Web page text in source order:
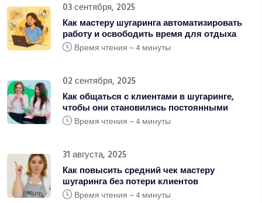
03 сентября, 2025
Как мастеру шугаринга автоматизировать
работу и освободить время для отдыха
Время чтения ~ 4 минуты
02 сентября, 2025
Как общаться с клиентами в шугаринге,
чтобы они становились постоянными
Время чтения ~ 4 минуты
31 августа, 2025
Как повысить средний чек мастеру
шугаринга без потери клиентов
Время чтения ~ 4 минуты